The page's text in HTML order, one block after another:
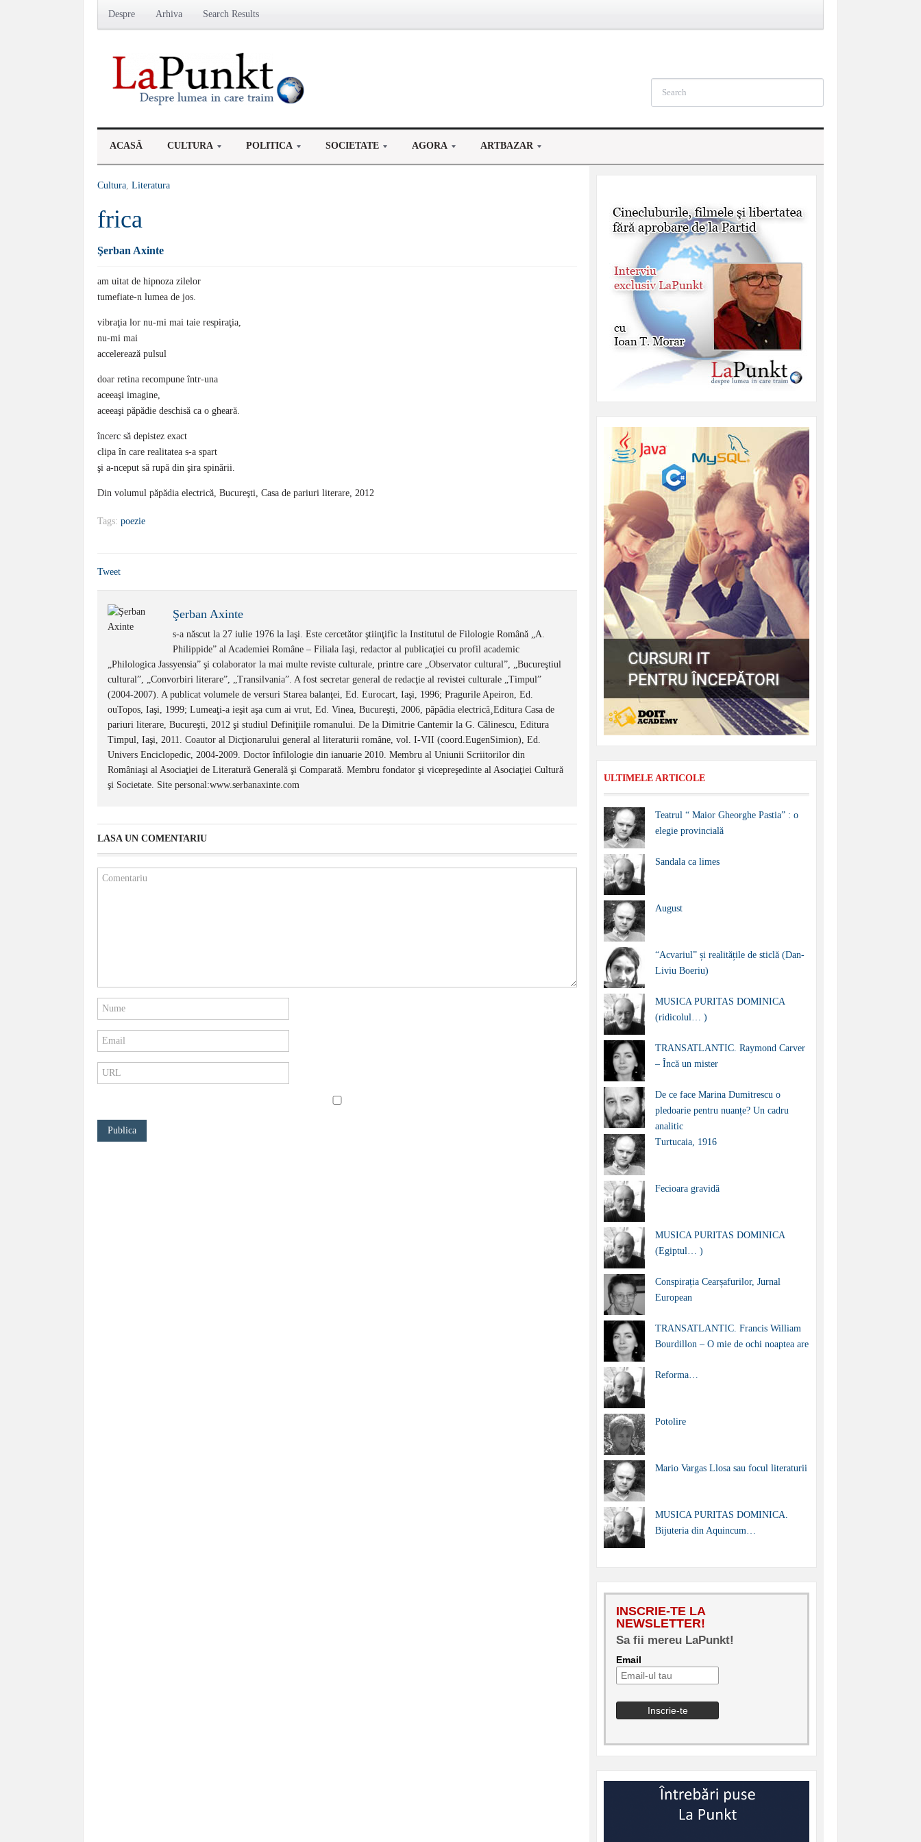
Despre Arhiva Search Results
ACASĂ CULTURA POLITICA SOCIETATE AGORA ARTBAZAR
Cultura, Literatura
frica
Şerban Axinte
am uitat de hipnoza zilelor
tumefiate-n lumea de jos.
vibraţia lor nu-mi mai taie respiraţia,
nu-mi mai
accelerează pulsul
doar retina recompune într-una
aceeaşi imagine,
aceeaşi păpădie deschisă ca o gheară.
încerc să depistez exact
clipa în care realitatea s-a spart
şi a-nceput să rupă din şira spinării.
Din volumul păpădia electrică, Bucureşti, Casa de pariuri literare, 2012
Tags: poezie
Tweet
Şerban Axinte
s-a născut la 27 iulie 1976 la Iaşi. Este cercetător ştiinţific la Institutul de Filologie Română „A.
Philippide” al Academiei Române – Filiala Iaşi, redactor al publicaţiei cu profil academic
„Philologica Jassyensia” şi colaborator la mai multe reviste culturale, printre care „Observator cultural”, „Bucureştiul
cultural”, „Convorbiri literare”, „Transilvania”. A fost secretar general de redacţie al revistei culturale „Timpul”
(2004-2007). A publicat volumele de versuri Starea balanţei, Ed. Eurocart, Iaşi, 1996; Pragurile Apeiron, Ed.
ouTopos, Iaşi, 1999; Lumeaţi-a ieşit aşa cum ai vrut, Ed. Vinea, Bucureşti, 2006, păpădia electrică¸Editura Casa de
pariuri literare, Bucureşti, 2012 şi studiul Definiţiile romanului. De la Dimitrie Cantemir la G. Călinescu, Editura
Timpul, Iaşi, 2011. Coautor al Dicţionarului general al literaturii române, vol. I-VII (coord.EugenSimion), Ed.
Univers Enciclopedic, 2004-2009. Doctor înfilologie din ianuarie 2010. Membru al Uniunii Scriitorilor din
Româniaşi al Asociaţiei de Literatură Generală şi Comparată. Membru fondator şi vicepreşedinte al Asociaţiei Cultură
şi Societate. Site personal:www.serbanaxinte.com
LASA UN COMENTARIU
ULTIMELE ARTICOLE
Teatrul “ Maior Gheorghe Pastia” : o
elegie provincială
Sandala ca limes
August
“Acvariul” și realitățile de sticlă (Dan-
Liviu Boeriu)
MUSICA PURITAS DOMINICA
(ridicolul… )
TRANSATLANTIC. Raymond Carver
– Încă un mister
De ce face Marina Dumitrescu o
pledoarie pentru nuanțe? Un cadru
analitic
Turtucaia, 1916
Fecioara gravidă
MUSICA PURITAS DOMINICA
(Egiptul… )
Conspirația Cearșafurilor, Jurnal
European
TRANSATLANTIC. Francis William
Bourdillon – O mie de ochi noaptea are
Reforma…
Potolire
Mario Vargas Llosa sau focul literaturii
MUSICA PURITAS DOMINICA.
Bijuteria din Aquincum…
INSCRIE-TE LA
NEWSLETTER!
Sa fii mereu LaPunkt!
Email